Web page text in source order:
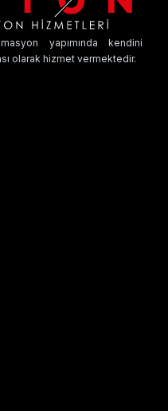
yapımında kendini
olarak hizmet vermektedir.